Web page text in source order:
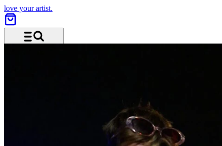
love your artist.